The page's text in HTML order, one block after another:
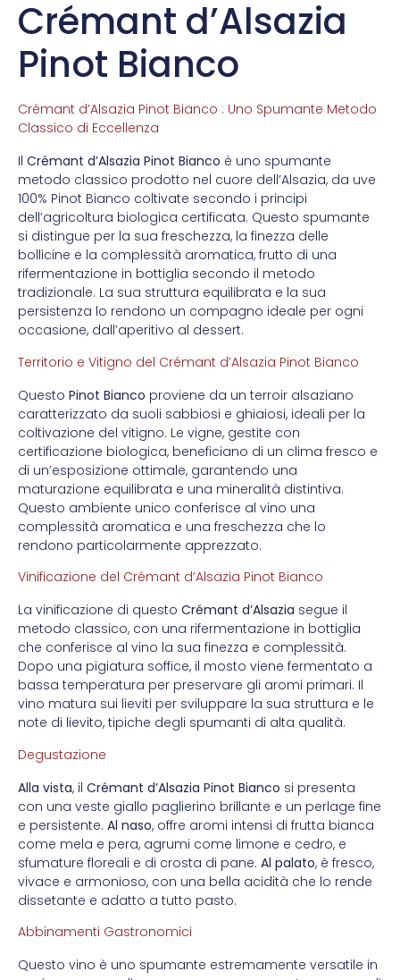
Crémant d’Alsazia
Pinot Bianco
Crémant d’Alsazia Pinot Bianco : Uno Spumante Metodo
Classico di Eccellenza
Il Crémant d’Alsazia Pinot Bianco è uno spumante
metodo classico prodotto nel cuore dell’Alsazia, da uve
100% Pinot Bianco coltivate secondo i principi
dell’agricoltura biologica certificata. Questo spumante
si distingue per la sua freschezza, la finezza delle
bollicine e la complessità aromatica, frutto di una
rifermentazione in bottiglia secondo il metodo
tradizionale. La sua struttura equilibrata e la sua
persistenza lo rendono un compagno ideale per ogni
occasione, dall’aperitivo al dessert.
Territorio e Vitigno del Crémant d’Alsazia Pinot Bianco
Questo Pinot Bianco proviene da un terroir alsaziano
caratterizzato da suoli sabbiosi e ghiaiosi, ideali per la
coltivazione del vitigno. Le vigne, gestite con
certificazione biologica, beneficiano di un clima fresco e
di un’esposizione ottimale, garantendo una
maturazione equilibrata e una mineralità distintiva.
Questo ambiente unico conferisce al vino una
complessità aromatica e una freschezza che lo
rendono particolarmente apprezzato.
Vinificazione del Crémant d’Alsazia Pinot Bianco
La vinificazione di questo Crémant d’Alsazia segue il
metodo classico, con una rifermentazione in bottiglia
che conferisce al vino la sua finezza e complessità.
Dopo una pigiatura soffice, il mosto viene fermentato a
bassa temperatura per preservare gli aromi primari. Il
vino matura sui lieviti per sviluppare la sua struttura e le
note di lievito, tipiche degli spumanti di alta qualità.
Degustazione
Alla vista, il Crémant d’Alsazia Pinot Bianco si presenta
con una veste giallo paglierino brillante e un perlage fine
e persistente. Al naso, offre aromi intensi di frutta bianca
come mela e pera, agrumi come limone e cedro, e
sfumature floreali e di crosta di pane. Al palato, è fresco,
vivace e armonioso, con una bella acidità che lo rende
dissetante e adatto a tutto pasto.
Abbinamenti Gastronomici
Questo vino è uno spumante estremamente versatile in